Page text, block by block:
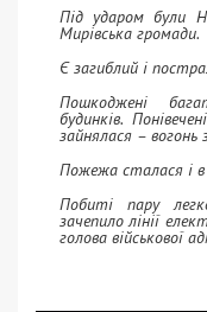
Під ударом були
Мирівська громади.
Є загиблий і
Пошкоджені
будинків.
зайнялася – вогонь
Пожежа сталася і в
Побиті пару
зачепило лінії
голова військової